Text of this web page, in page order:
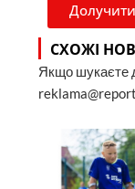
СХОЖІ
Якщо шукаєте